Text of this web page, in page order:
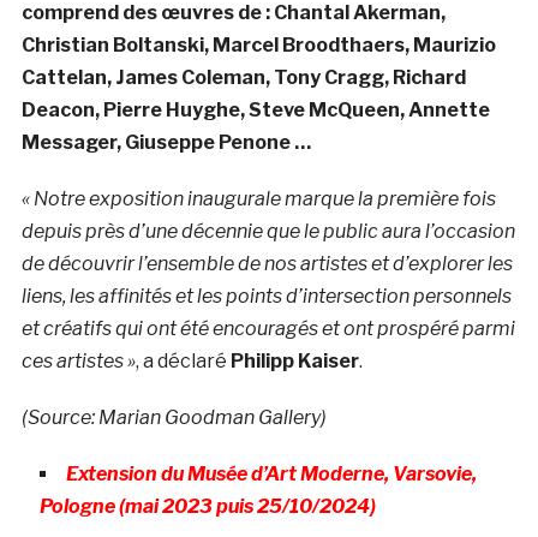
comprend des œuvres de : Chantal Akerman,
Christian Boltanski, Marcel Broodthaers, Maurizio
Cattelan, James Coleman, Tony Cragg, Richard
Deacon, Pierre Huyghe, Steve McQueen, Annette
Messager, Giuseppe Penone …
« Notre exposition inaugurale marque la première fois
depuis près d’une décennie que le public aura l’occasion
de découvrir l’ensemble de nos artistes et d’explorer les
liens, les affinités et les points d’intersection personnels
et créatifs qui ont été encouragés et ont prospéré parmi
ces artistes », a déclaré Philipp Kaiser.
(Source: Marian Goodman Gallery)
Extension du Musée d’Art Moderne, Varsovie,
Pologne (mai 2023 puis 25/10/2024)